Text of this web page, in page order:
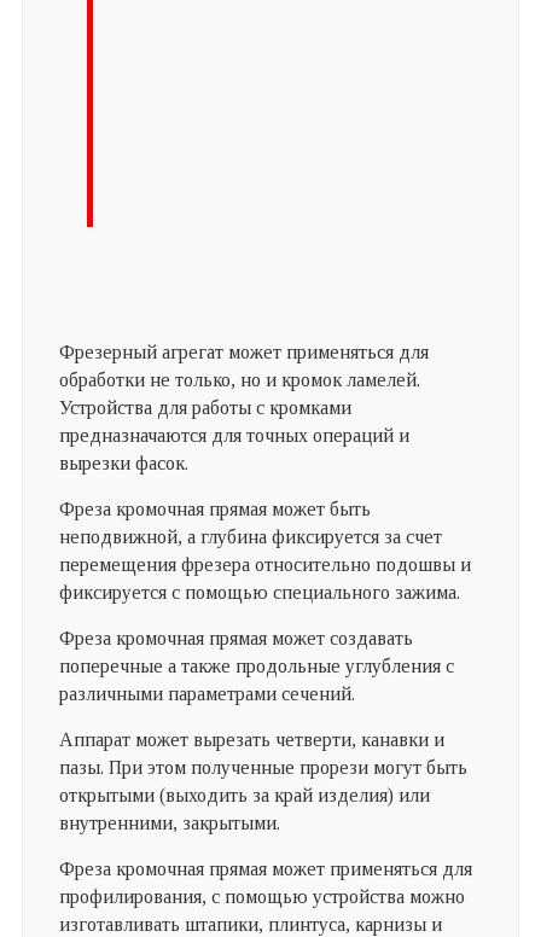
Фрезерный агрегат может применяться для
обработки не только, но и кромок ламелей.
Устройства для работы с кромками
предназначаются для точных операций и
вырезки фасок.
Фреза кромочная прямая может быть
неподвижной, а глубина фиксируется за счет
перемещения фрезера относительно подошвы и
фиксируется с помощью специального зажима.
Фреза кромочная прямая может создавать
поперечные а также продольные углубления с
различными параметрами сечений.
Аппарат может вырезать четверти, канавки и
пазы. При этом полученные прорези могут быть
открытыми (выходить за край изделия) или
внутренними, закрытыми.
Фреза кромочная прямая может применяться для
профилирования, с помощью устройства можно
изготавливать штапики, плинтуса, карнизы и